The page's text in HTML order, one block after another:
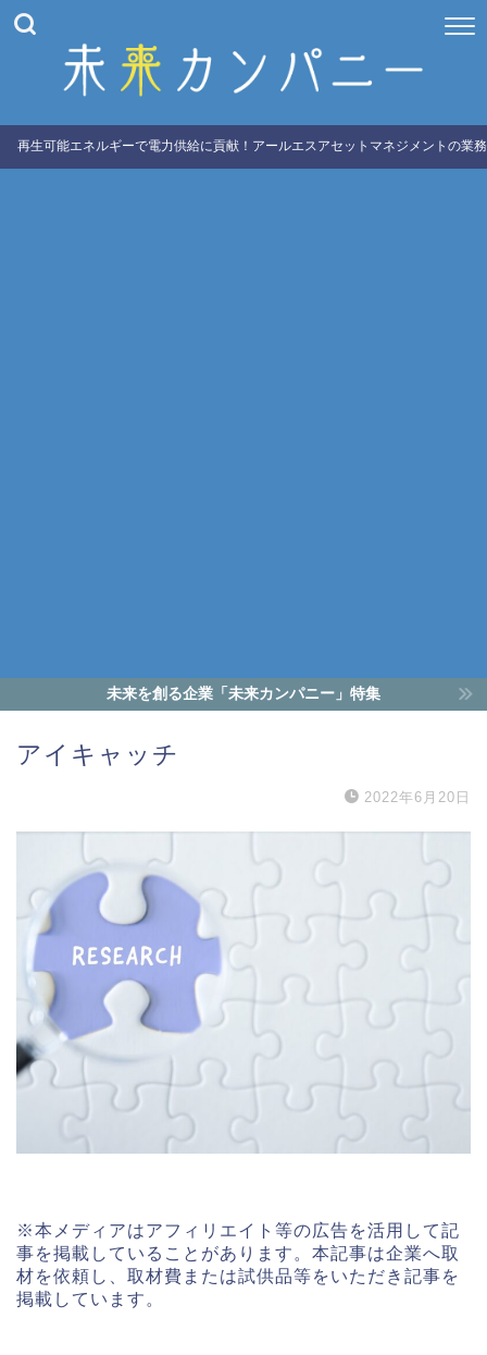
再生可能エネルギーで電力供給に貢献！アールエスアセットマネジメントの業
未来を創る企業「未来カンパニー」特集
アイキャッチ
2022年6月20日
※本メディアはアフィリエイト等の広告を活用して記
事を掲載していることがあります。本記事は企業へ取
材を依頼し、取材費または試供品等をいただき記事を
掲載しています。